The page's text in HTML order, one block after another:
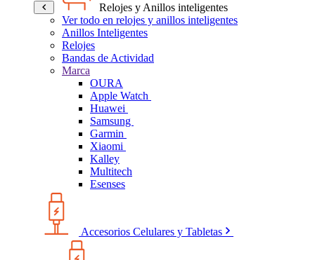
Relojes y Anillos inteligentes
Ver todo en relojes y anillos inteligentes
Anillos Inteligentes
Relojes
Bandas de Actividad
Marca
OURA
Apple Watch
Huawei
Samsung
Garmin
Xiaomi
Kalley
Multitech
Esenses
Accesorios Celulares y Tabletas